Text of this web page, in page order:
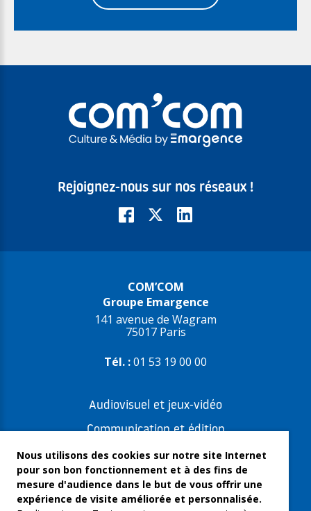
Rejoignez-nous sur nos réseaux !
COM’COM
Groupe Emargence
141 avenue de Wagram
75017 Paris
Tél. :01 53 19 00 00
Audiovisuel et jeux-vidéo
Communication et édition
Freelances et artistes-auteurs
Musique et spectacles
Qui sommes-nous ?
Nous utilisons des cookies sur notre site Internet
pour son bon fonctionnement et à des fins de
mesure d'audience dans le but de vous offrir une
expérience de visite améliorée et personnalisée.